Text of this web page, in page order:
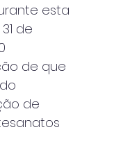
esta
de
de que
de